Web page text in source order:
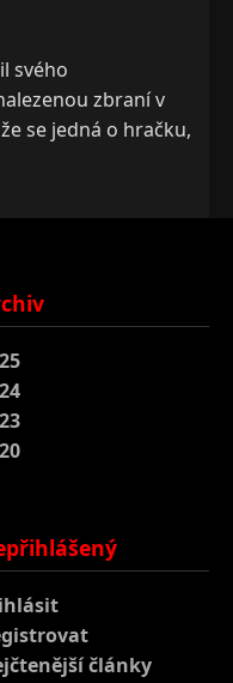
svého
zbraní v
se jedná o hračku,
články